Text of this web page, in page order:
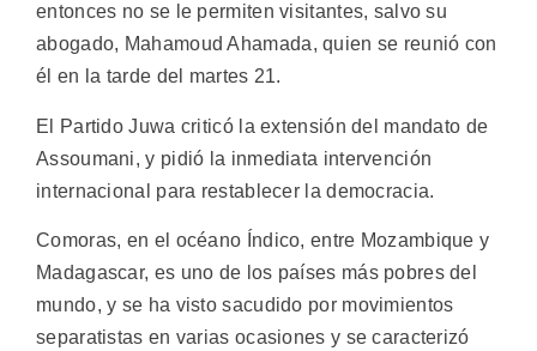
entonces no se le permiten visitantes, salvo su
abogado, Mahamoud Ahamada, quien se reunió con
él en la tarde del martes 21.
El Partido Juwa criticó la extensión del mandato de
Assoumani, y pidió la inmediata intervención
internacional para restablecer la democracia.
Comoras, en el océano Índico, entre Mozambique y
Madagascar, es uno de los países más pobres del
mundo, y se ha visto sacudido por movimientos
separatistas en varias ocasiones y se caracterizó